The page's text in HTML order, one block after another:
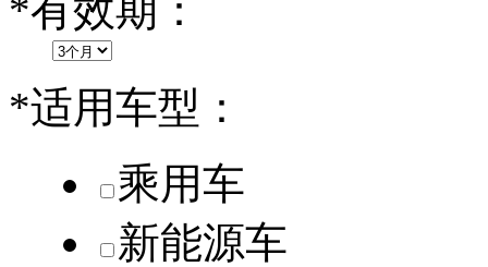
*有效期：
*适用车型：
乘用车
新能源车